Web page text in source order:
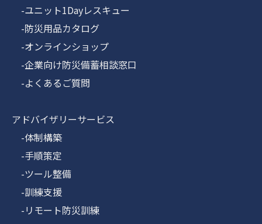
-ユニット1Dayレスキュー
-防災用品カタログ
-オンラインショップ
-企業向け防災備蓄相談窓口
-よくあるご質問
アドバイザリーサービス
-体制構築
-手順策定
-ツール整備
-訓練支援
-リモート防災訓練